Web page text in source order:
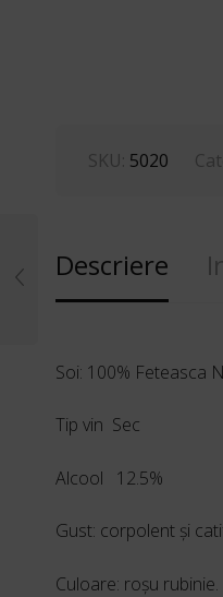
SKU: 5020
Descriere
Soi: 100% Feteasca
Tip vin Sec
Alcool 12.5%
Gust: corpolent şi
Culoare: roşu rubinie.